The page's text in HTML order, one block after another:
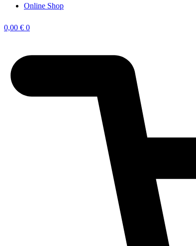
Online Shop
0,00 € 0